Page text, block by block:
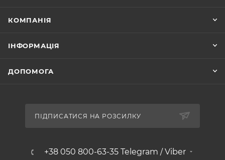
КОМПАНІЯ
ІНФОРМАЦІЯ
ДОПОМОГА
ПІДПИСАТИСЯ НА РОЗСИЛКУ
+38 050 800-63-35 Telegram / Viber